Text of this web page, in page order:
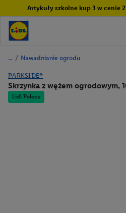
Artykuły szkolne kup 3 w cenie
/ Nawadnianie ogrodu
PARKSIDE®
Skrzynka z wężem ogrodowym,
Lidl Poleca